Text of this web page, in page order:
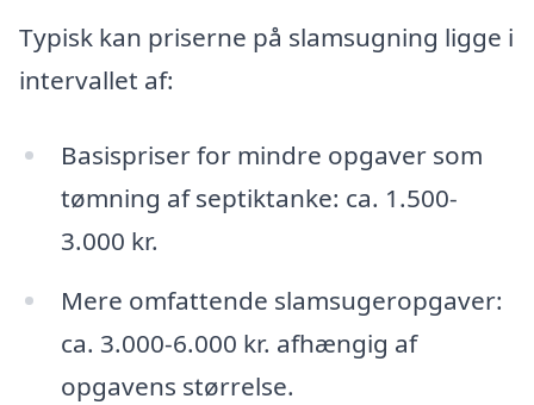
Typisk kan priserne på slamsugning ligge i
intervallet af:
Basispriser for mindre opgaver som
tømning af septiktanke: ca. 1.500-
3.000 kr.
Mere omfattende slamsugeropgaver:
ca. 3.000-6.000 kr. afhængig af
opgavens størrelse.